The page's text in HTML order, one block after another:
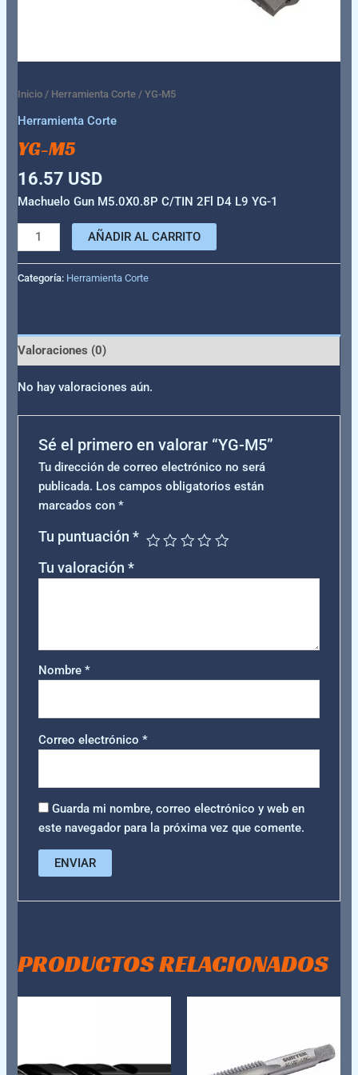
Inicio / Herramienta Corte / YG-M5
Herramienta Corte
YG-M5
16.57 USD
Machuelo Gun M5.0X0.8P C/TIN 2Fl D4 L9 YG-1
AÑADIR AL CARRITO
Categoría: Herramienta Corte
Valoraciones (0)
No hay valoraciones aún.
Sé el primero en valorar “YG-M5”
Tu dirección de correo electrónico no será
publicada. Los campos obligatorios están
marcados con *
Tu puntuación *
Tu valoración *
Nombre *
Correo electrónico *
Guarda mi nombre, correo electrónico y web en
este navegador para la próxima vez que comente.
PRODUCTOS RELACIONADOS